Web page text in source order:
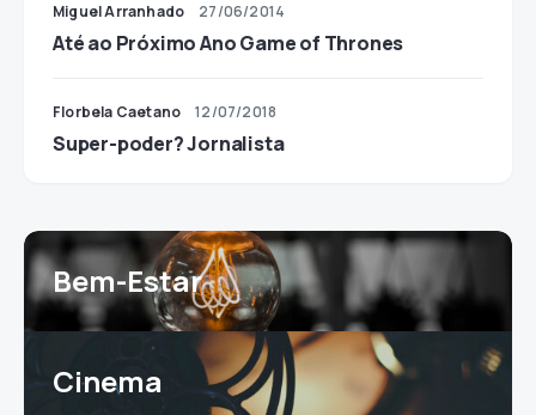
Miguel Arranhado 27/06/2014
Até ao Próximo Ano Game of Thrones
Florbela Caetano 12/07/2018
Super-poder? Jornalista
Bem-Estar
Cinema